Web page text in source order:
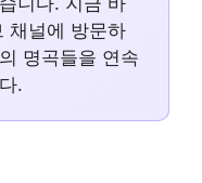
채널에 방문하
명곡들을 연속
.